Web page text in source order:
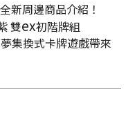
新周邊商品介紹！
雙ex初階牌組
集換式卡牌遊戲帶來